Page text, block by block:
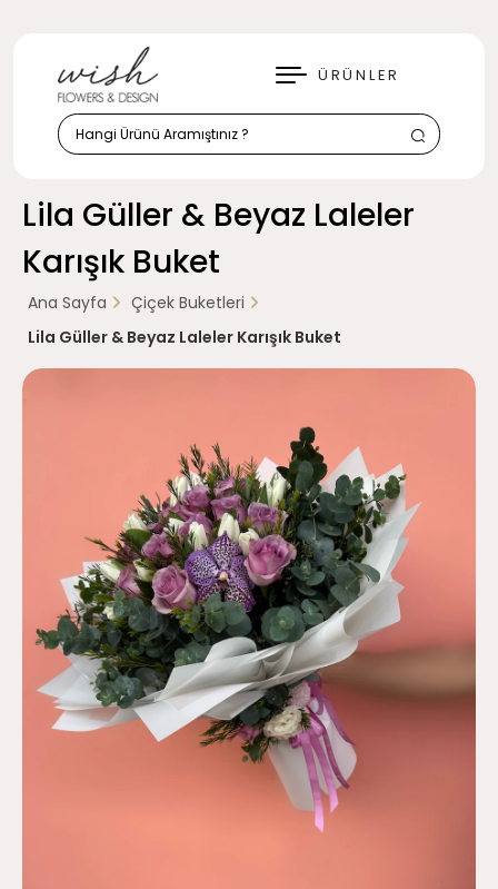
ÜRÜNLER
KAPAT
Lila Güller & Beyaz Laleler
Karışık Buket
Ana Sayfa
Çiçek Buketleri
Lila Güller & Beyaz Laleler Karışık Buket